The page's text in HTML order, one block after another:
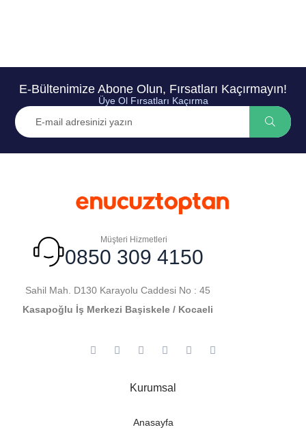
E-Bültenimize Abone Olun, Fırsatları Kaçırmayın!
Üye Ol Fırsatları Kaçırma
Müşteri Hizmetleri
0850 309 4150
Sahil Mah. D130 Karayolu Caddesi No : 45
Kasapoğlu İş Merkezi Başiskele / Kocaeli
Kurumsal
Anasayfa